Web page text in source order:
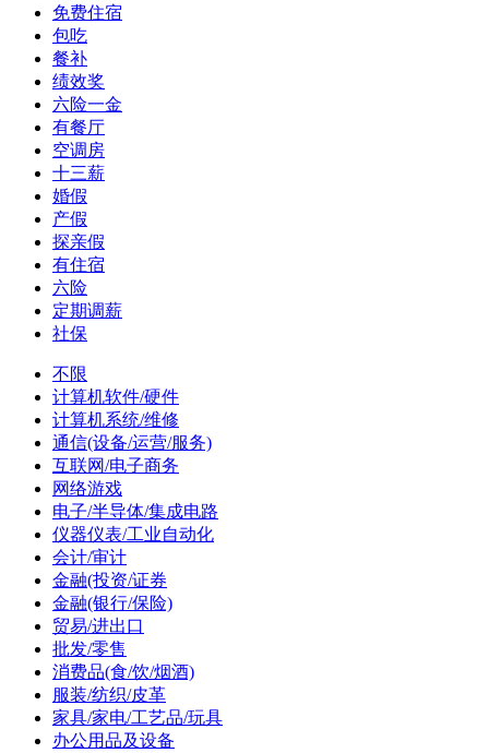
免费住宿
包吃
餐补
绩效奖
六险一金
有餐厅
空调房
十三薪
婚假
产假
探亲假
有住宿
六险
定期调薪
社保
不限
计算机软件/硬件
计算机系统/维修
通信(设备/运营/服务)
互联网/电子商务
网络游戏
电子/半导体/集成电路
仪器仪表/工业自动化
会计/审计
金融(投资/证券
金融(银行/保险)
贸易/进出口
批发/零售
消费品(食/饮/烟酒)
服装/纺织/皮革
家具/家电/工艺品/玩具
办公用品及设备